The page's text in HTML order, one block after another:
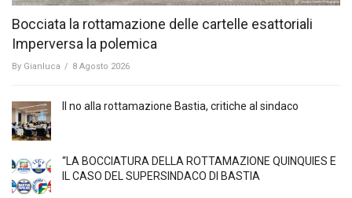
Bocciata la rottamazione delle cartelle esattoriali
Imperversa la polemica
By Gianluca / 8 Agosto 2026
Il no alla rottamazione Bastia, critiche al sindaco
“LA BOCCIATURA DELLA ROTTAMAZIONE QUINQUIES E
IL CASO DEL SUPERSINDACO DI BASTIA